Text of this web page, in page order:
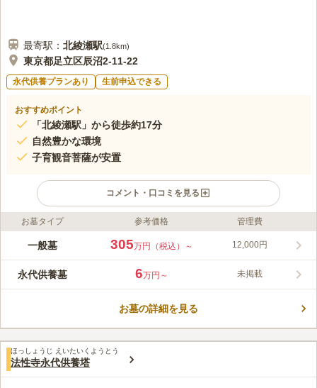
最寄駅： 北綾瀬駅(1.8km)
東京都足立区辰沼2-11-22
永代供養プランあり 生前申込できる
おすすめポイント
「北綾瀬駅」から徒歩約17分
自然豊かな環境
子育観音菩薩が安置
コメント・口コミを見る
ライフドット編集部のコメント
駐車場も完備されており、「首都6号三郷線 加平 」より車で7分
寂に包まれており、穏やかな気持ちでお墓参りをしていただけま
す。 龍岩寺は、自然も多く母子健全を祈願して「子育観音菩
みんなの評価
3.3 口コミ2件
50代男性
住宅街の普通のお寺なので、周辺に参拝で訪れた人目当ての商業
施設はない。お寺にお願いすれば、お寺の中で法要後の食事会は可能。但
し、料理は仕出しを頼むことになる。
お墓タイプ 参考価格 管理費
一般墓 305万円（税込）～ 12,000円
永代供養墓 6万円～ 未掲載
お墓の詳細を見る
ほっしょうじ えいたいくようとう
法性寺永代供養塔